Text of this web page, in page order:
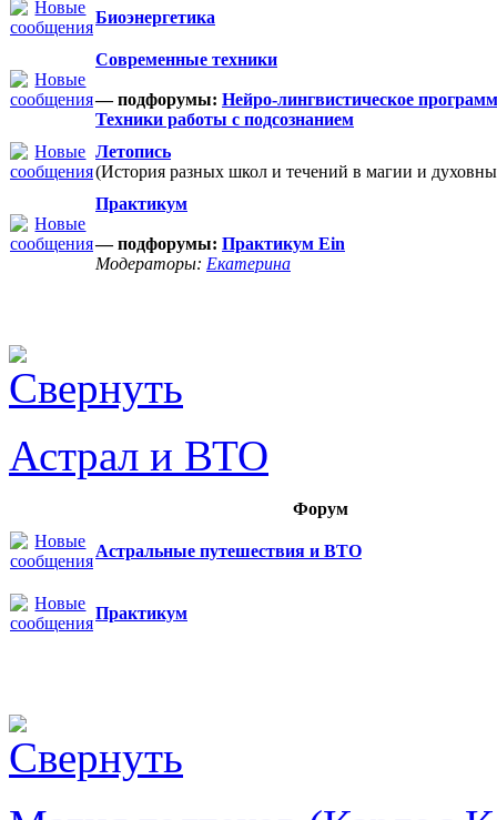
Биоэнергетика
Современные техники
— подфорумы: Нейро-лингвистическое
Техники работы с подсознанием
Летопись
(История разных школ и течений в магии и
Практикум
— подфорумы: Практикум Ein
Модераторы: Екатерина
Астрал и ВТО
Форум
Астральные путешествия и ВТО
Практикум